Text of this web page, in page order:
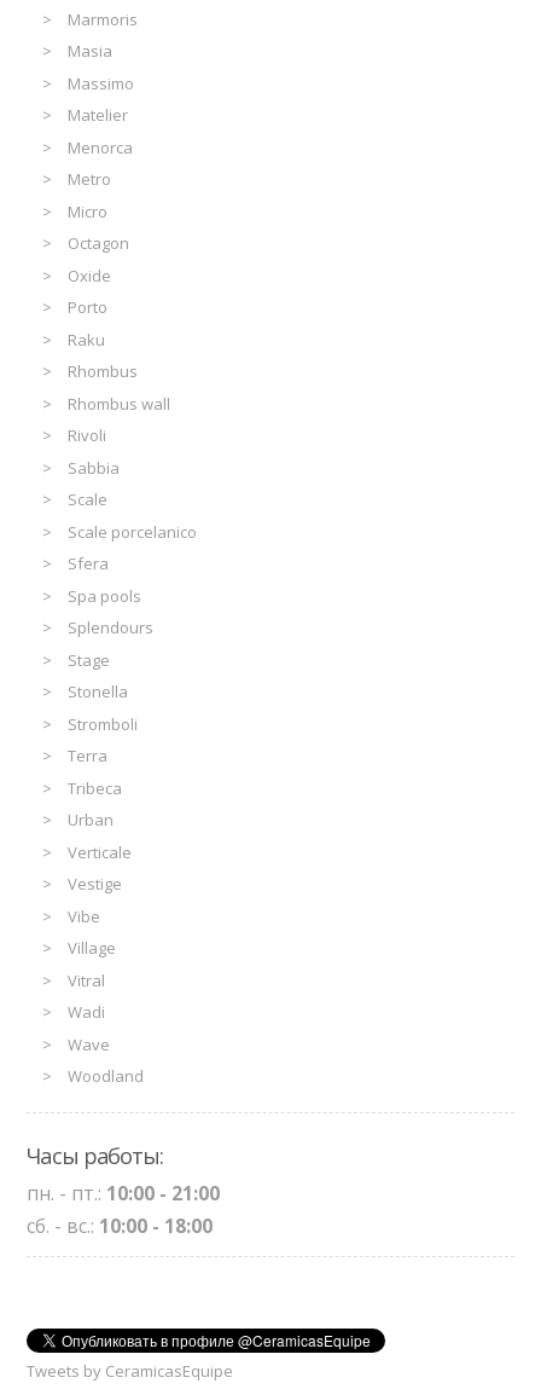
Marmoris
Masia
Massimo
Matelier
Menorca
Metro
Micro
Octagon
Oxide
Porto
Raku
Rhombus
Rhombus wall
Rivoli
Sabbia
Scale
Scale porcelanico
Sfera
Spa pools
Splendours
Stage
Stonella
Stromboli
Terra
Tribeca
Urban
Verticale
Vestige
Vibe
Village
Vitral
Wadi
Wave
Woodland
Часы работы:
пн. - пт.: 10:00 - 21:00
сб. - вс.: 10:00 - 18:00
Tweets by CeramicasEquipe